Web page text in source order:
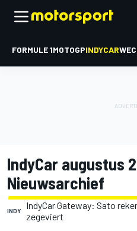
FORMULE 1MOTOGPINDYCARWEC
IndyCar augustus
Nieuwsarchief
INDY
IndyCar Gateway: Sato
zegeviert